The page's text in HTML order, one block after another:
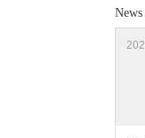
News